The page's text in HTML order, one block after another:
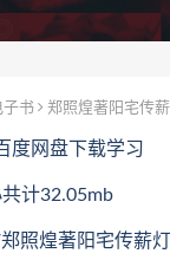
书 郑照煌著阳宅传
度网盘下载学习
计32.05mb
照煌著阳宅传薪灯